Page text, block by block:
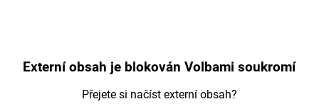
Externí obsah je blokován Volbami soukromí
Přejete si načíst externí obsah?